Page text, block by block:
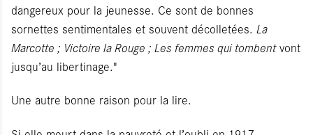
dangereux pour la jeunesse. Ce sont de bonnes
sornettes sentimentales et souvent décolletées. La
Marcotte ; Victoire la Rouge ; Les femmes qui tombentvont
jusqu’au libertinage."
Une autre bonne raison pour la lire.